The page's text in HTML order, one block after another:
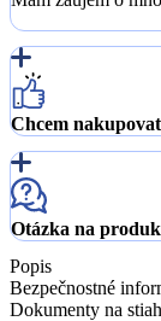
Chcem
Otázka na
Popis
Bezpečnostné
Dokumenty na